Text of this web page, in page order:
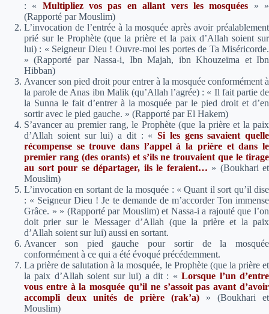
: « Multipliez vos pas en allant vers les mosquées
» »
(Rapporté par Mouslim)
L’invocation de l’entrée à la mosquée après avoir préalablement
prié sur le Prophète (que la prière et la paix d’Allah soient sur
lui) : « Seigneur Dieu ! Ouvre-moi les portes de Ta Miséricorde.
» (Rapporté par Nassa-i, Ibn Majah, ibn Khouzeïma et Ibn
Hibban)
Avancer son pied droit pour entrer à la mosquée conformément à
la parole de Anas ibn Malik (qu’Allah l’agrée) : « Il fait partie de
la Sunna le fait d’entrer à la mosquée par le pied droit et d’en
sortir avec le pied gauche. » (Rapporté par El Hakem)
S’avancer au premier rang, le Prophète (que la prière et la paix
d’Allah soient sur lui) a dit : « Si les gens savaient quelle
récompense se trouve dans l’appel à la prière et dans le
premier rang (des orants) et s’ils ne trouvaient que le tirage
au sort pour se départager, ils le feraient… » (Boukhari et
Mouslim)
L’invocation en sortant de la mosquée : « Quant il sort qu’il dise
: « Seigneur Dieu ! Je te demande de m’accorder Ton immense
Grâce. » » (Rapporté par Mouslim) et Nassa-i a rajouté que l’on
doit prier sur le Messager d’Allah (que la prière et la paix
d’Allah soient sur lui) aussi en sortant.
Avancer son pied gauche pour sortir de la mosquée
conformément à ce qui a été évoqué précédemment.
La prière de salutation à la mosquée, le Prophète (que la prière et
la paix d’Allah soient sur lui) a dit : «Lorsque l’un d’entre
vous entre à la mosquée qu’il ne s’assoit pas avant d’avoir
accompli deux unités de prière (rak’a)
» (Boukhari et
Mouslim)